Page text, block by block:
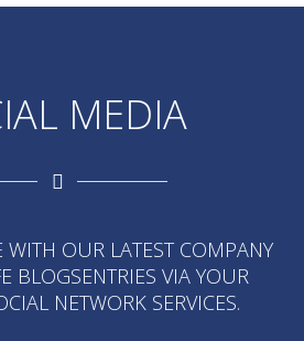
MEDIA
WITH OUR LATEST COMPANY
BLOGSENTRIES VIA YOUR
NETWORK SERVICES.